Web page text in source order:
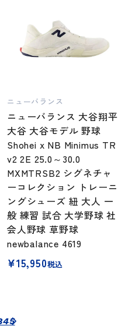
ニューバランス
ニューバランス 大谷翔平
大谷 大谷モデル 野球
Shohei x NB Minimus TR
v2 2E 25.0～30.0
MXMTRSB2 シグネチャ
ーコレクション トレーニ
ングシューズ 紐 大人 一
般 練習 試合 大学野球 社
会人野球 草野球
newbalance 4619
¥15,950税込
45